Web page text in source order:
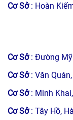
Cơ Sở : Hoàn
Cơ Sở : Đường
Cơ Sở : Văn
Cơ Sở : Minh
Cơ Sở : Tây Hồ,